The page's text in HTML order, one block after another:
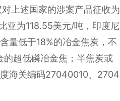
上述国家的涉案产品征收为
亚为118.55美元/吨，印度尼
量低于18%的冶金焦炭，不
超低磷冶金焦；半焦炭或
海关编码27040010、2704